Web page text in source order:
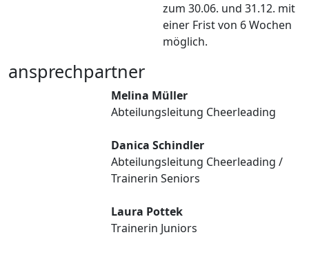
zum 30.06. und 31.12. mit
einer Frist von 6 Wochen
möglich.
ansprechpartner
Melina Müller
Abteilungsleitung Cheerleading
Danica Schindler
Abteilungsleitung Cheerleading /
Trainerin Seniors
Laura Pottek
Trainerin Juniors